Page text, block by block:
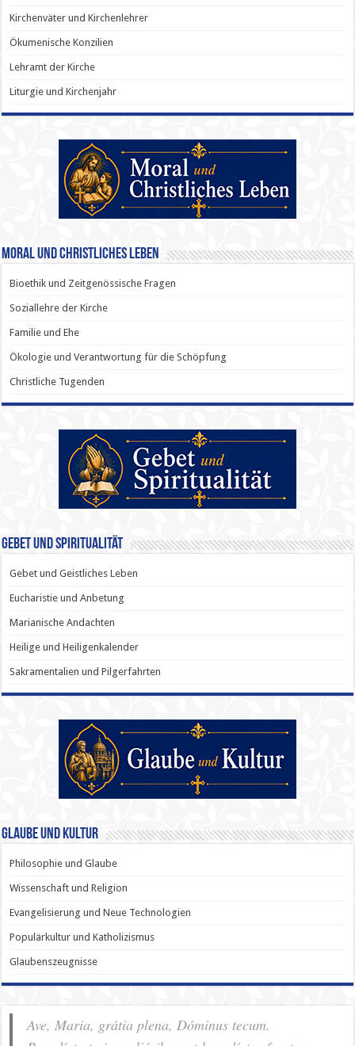
Kirchenväter und Kirchenlehrer
Ökumenische Konzilien
Lehramt der Kirche
Liturgie und Kirchenjahr
Moral und Christliches Leben
Bioethik und Zeitgenössische Fragen
Soziallehre der Kirche
Familie und Ehe
Ökologie und Verantwortung für die Schöpfung
Christliche Tugenden
Gebet und Spiritualität
Gebet und Geistliches Leben
Eucharistie und Anbetung
Marianische Andachten
Heilige und Heiligenkalender
Sakramentalien und Pilgerfahrten
Glaube und Kultur
Philosophie und Glaube
Wissenschaft und Religion
Evangelisierung und Neue Technologien
Populärkultur und Katholizismus
Glaubenszeugnisse
Ave, Maria, grátia plena, Dóminus tecum.